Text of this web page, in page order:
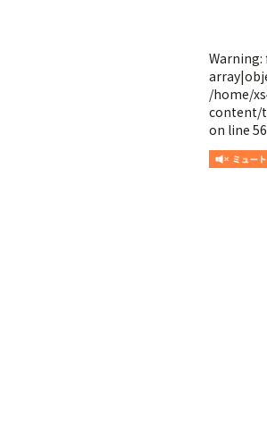
Warning:
/home/
content/
on line 56